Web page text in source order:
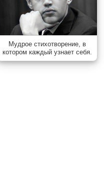
Мудрое стихотворение, в
котором каждый узнает себя.